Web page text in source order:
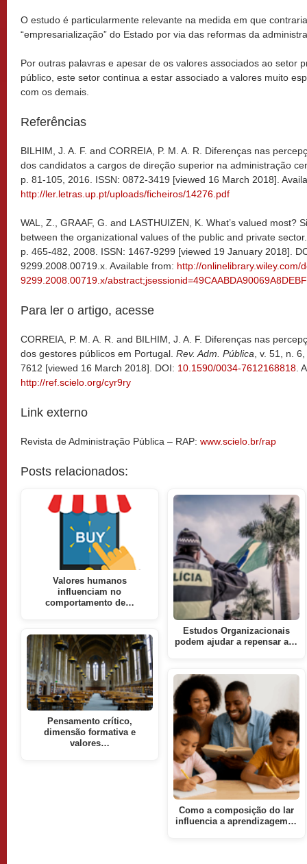
O estudo é particularmente relevante na medida em que
“empresarialização” do Estado por via das reformas da
Por outras palavras e apesar de os valores associados ao setor
público, este setor continua a estar associado a valores muito
com os demais.
Referências
BILHIM, J. A. F. and CORREIA, P. M. A. R. Diferenças nas
dos candidatos a cargos de direção superior na administração
p. 81-105, 2016. ISSN: 0872-3419 [viewed 16 March 2018].
http://ler.letras.up.pt/uploads/ficheiros/14276.pdf
WAL, Z., GRAAF, G. and LASTHUIZEN, K. What’s valued most?
between the organizational values of the public and private
p. 465-482, 2008. ISSN: 1467-9299 [viewed 19 January 2018].
9299.2008.00719.x. Available from: http://onlinelibrary.wiley.com/
9299.2008.00719.x/
Para ler o artigo, acesse
CORREIA, P. M. A. R. and BILHIM, J. A. F. Diferenças nas
dos gestores públicos em Portugal. Rev. Adm. Pública , v. 51, n.
7612 [viewed 16 March 2018]. DOI: 10.1590/0034-7612168818 .
http://ref.scielo.org/cyr9ry
Link externo
Revista de Administração Pública – RAP: www.scielo.br/rap
Posts relacionados:
Valores humanos
influenciam no
comportamento de…
Pensamento crítico,
dimensão formativa e
valores…
Estudos Organizacionais
podem ajudar a repensar a…
Como a composição do lar
influencia a aprendizagem…